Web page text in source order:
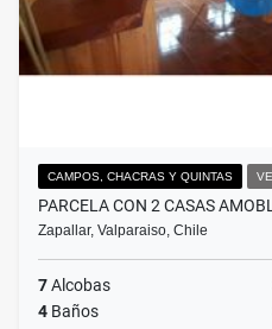
CAMPOS, CHACRAS Y QUINTAS
PARCELA CON 2 CASAS
Zapallar, Valparaiso, Chile
7Alcobas
4 Baños